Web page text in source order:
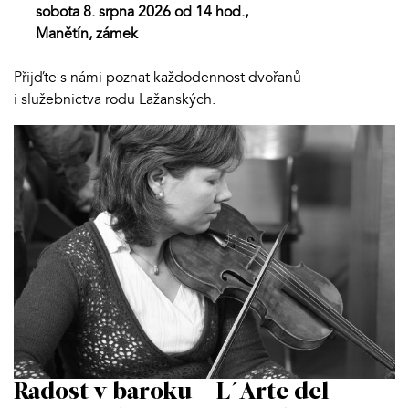
sobota 8. srpna 2026 od 14 hod.,
Manětín, zámek
Přijďte s námi poznat každodennost dvořanů
i služebnictva rodu Lažanských.
Radost v baroku - L´Arte del